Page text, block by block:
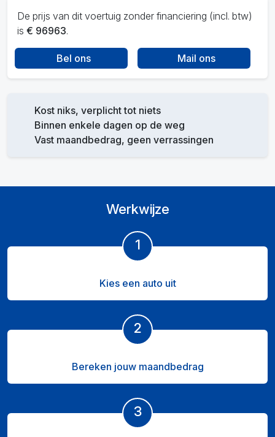
De prijs van dit voertuig zonder financiering (incl. btw)
is € 96963.
Bel ons Mail ons
Kost niks, verplicht tot niets
Binnen enkele dagen op de weg
Vast maandbedrag, geen verrassingen
Werkwijze
1
Kies een auto uit
2
Bereken jouw maandbedrag
3